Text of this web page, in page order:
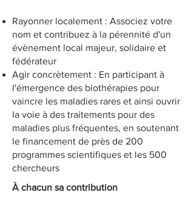
Rayonner localement : Associez votre
nom et contribuez à la pérennité d'un
évènement local majeur, solidaire et
fédérateur
Agir concrètement : En participant à
l'émergence des biothérapies pour
vaincre les maladies rares et ainsi ouvrir
la voie à des traitements pour des
maladies plus fréquentes, en soutenant
le financement de près de 200
programmes scientifiques et les 500
chercheurs
À chacun sa contribution